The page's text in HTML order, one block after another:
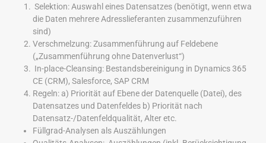
Selektion: Auswahl eines Datensatzes (benötigt, wenn etwa
die Daten mehrere Adresslieferanten zusammenzuführen
sind)
Verschmelzung: Zusammenführung auf Feldebene
(„Zusammenführung ohne Datenverlust“)
In-place-Cleansing: Bestandsbereinigung in Dynamics 365
CE (CRM), Salesforce, SAP CRM
Regeln: a) Priorität auf Ebene der Datenquelle (Datei), des
Datensatzes und Datenfeldes b) Priorität nach
Datensatz-/Datenfeldqualität, Alter etc.
Füllgrad-Analysen als Auszählungen